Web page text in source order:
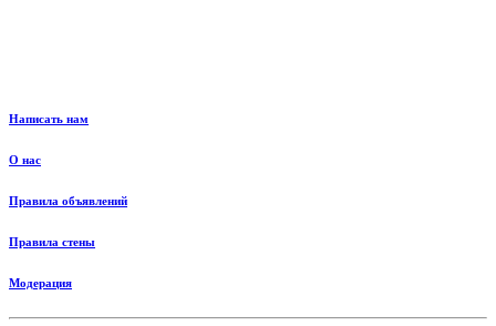
Написать нам
О нас
Правила объявлений
Правила стены
Модерация